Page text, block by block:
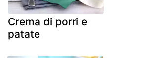
Crema di porri e
patate